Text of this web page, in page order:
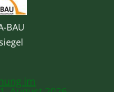
BAU
im